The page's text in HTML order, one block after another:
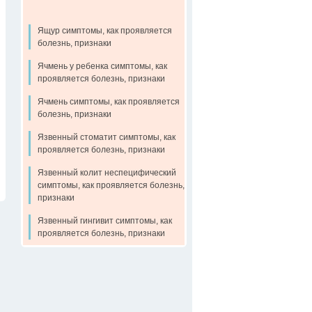
Ящур симптомы, как проявляется
болезнь, признаки
Ячмень у ребенка симптомы, как
проявляется болезнь, признаки
Ячмень симптомы, как проявляется
болезнь, признаки
Язвенный стоматит симптомы, как
проявляется болезнь, признаки
Язвенный колит неспецифический
симптомы, как проявляется болезнь,
признаки
Язвенный гингивит симптомы, как
проявляется болезнь, признаки